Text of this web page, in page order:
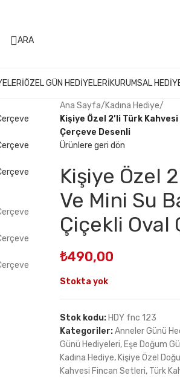
ARA
ÖZEL GÜN HEDIYELERIKURUMSAL
Ana Sayfa/Kadına Hediye/
Kişiye Özel 2’li Türk
Çerçeve Desenli
Ürünlere geri dön
Kişiye Özel
Ve Mini Su
Çiçekli Oval
₺490,00
Stokta yok
Stok kodu: HDY fnc 123
Kategoriler:Anneler Günü
Günü Hediyeleri, Eşe Doğum
Kadına Hediye, Kişiye Özel
Kahvesi Fincan Setleri, Türk